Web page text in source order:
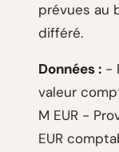
prévues au
différé.
Données : -
valeur
M EUR -
EUR